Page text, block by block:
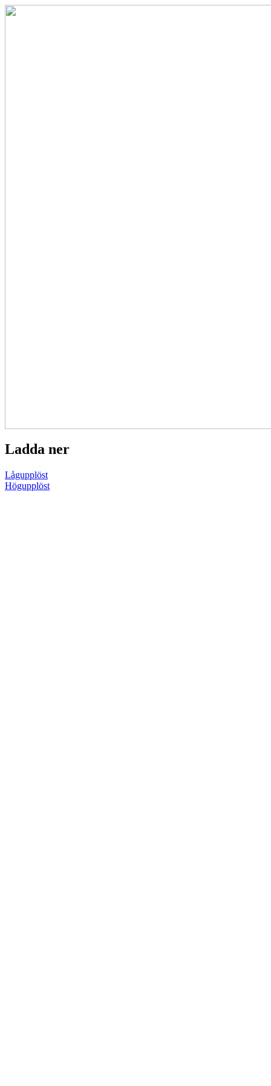
Ladda ner
Lågupplöst
Högupplöst